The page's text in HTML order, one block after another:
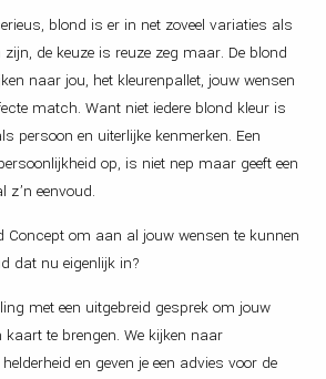
blond is er in net zoveel variaties als
de keuze is reuze zeg maar. De blond
naar jou, het kleurenpallet, jouw wensen
match. Want niet iedere blond kleur is
persoon en uiterlijke kenmerken. Een
op, is niet nep maar geeft een
z’n eenvoud.
Concept om aan al jouw wensen te kunnen
dat nu eigenlijk in?
met een uitgebreid gesprek om jouw
te brengen. We kijken naar
en geven je een advies voor de